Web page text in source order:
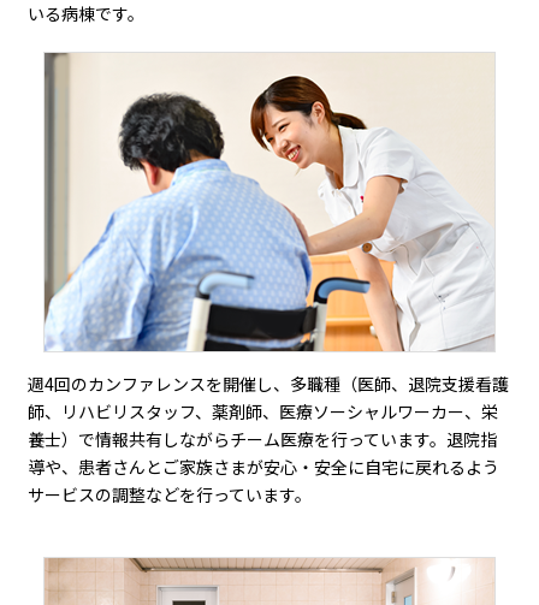
いる病棟です。
週4回のカンファレンスを開催し、多職種（医師、退院支援看護
師、リハビリスタッフ、薬剤師、医療ソーシャルワーカー、栄
養士）で情報共有しながらチーム医療を行っています。退院指
導や、患者さんとご家族さまが安心・安全に自宅に戻れるよう
サービスの調整などを行っています。